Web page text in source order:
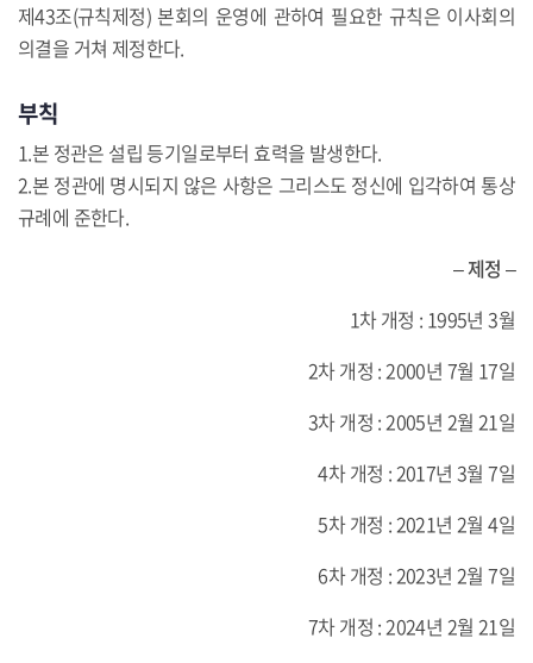
제43조(규칙제정) 본회의 운영에 관하여 필요한 규칙은 이사회의
의결을 거쳐 제정한다.
부칙
1.본 정관은 설립 등기일로부터 효력을 발생한다.
2.본 정관에 명시되지 않은 사항은 그리스도 정신에 입각하여 통상
규례에 준한다.
– 제정 –
1차 개정 : 1995년 3월
2차 개정 : 2000년 7월 17일
3차 개정 : 2005년 2월 21일
4차 개정 : 2017년 3월 7일
5차 개정 : 2021년 2월 4일
6차 개정 : 2023년 2월 7일
7차 개정 : 2024년 2월 21일